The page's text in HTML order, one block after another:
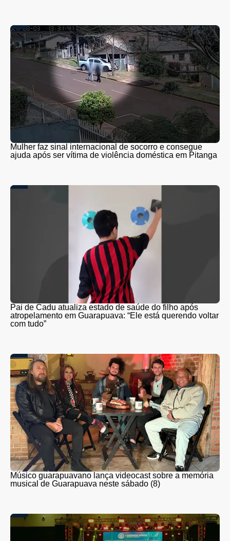
Mulher faz sinal internacional de socorro e consegue
ajuda após ser vítima de violência doméstica em Pitanga
Pai de Cadu atualiza estado de saúde do filho após
atropelamento em Guarapuava: “Ele está querendo voltar
com tudo”
Músico guarapuavano lança videocast sobre a memória
musical de Guarapuava neste sábado (8)